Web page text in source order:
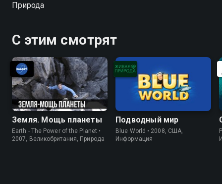
Природа
С этим смотрят
Земля. Мощь планеты
Earth - The Power of the Planet •
2007, Великобритания, Природа
Подводный мир
Blue World • 2008, США,
Информация